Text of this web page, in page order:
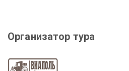
Организатор тура